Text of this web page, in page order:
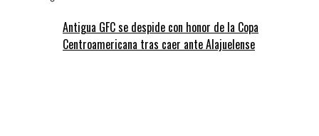
Antigua GFC se despide con honor de la Copa
Centroamericana tras caer ante Alajuelense